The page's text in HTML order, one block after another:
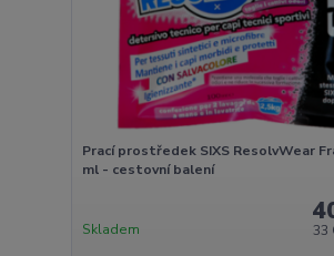
Prací prostředek SIXS ResolvWear
ml - cestovní balení
33
Skladem